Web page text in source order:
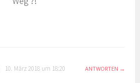
10. März 2018 um 18:20 ANTWORTEN